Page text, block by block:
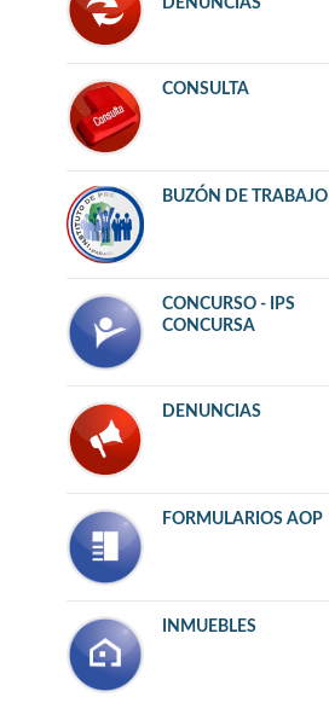
CONSULTA
BUZÓN DE TRABAJO
CONCURSO - IPS
CONCURSA
DENUNCIAS
FORMULARIOS AOP
INMUEBLES